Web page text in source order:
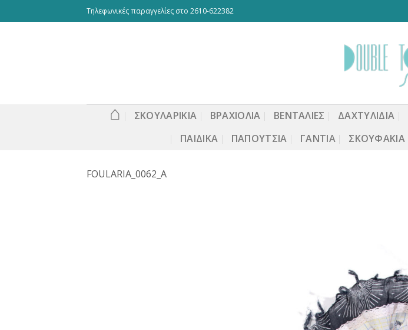
to
Τηλεφωνικές παραγγελίες στο 2610-622382
⌂ ΣΚΟΥΛΑΡΙΚΙΑ ΒΡΑΧΙΟΛΙΑ ΒΕΝΤΆΛΙΕΣ ΔΑΧΤΥΛΙΔΙΑ
ΠΑΙΔΙΚΆ
ΠΑΠΟΎΤΣΙΑ ΓΆΝΤΙΑ ΣΚΟΥΦΆΚΙΑ
FOULARIA_0062_A